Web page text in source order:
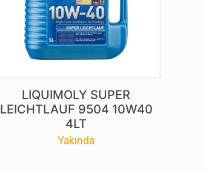
LIQUIMOLY SUPER
LEICHTLAUF 9504 10W40
4LT
Yakında